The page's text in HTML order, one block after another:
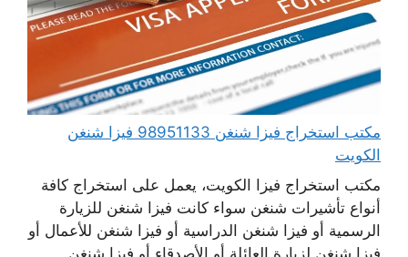
مكتب استخراج فيزا شنغن 98951133 فيزا شنغن
الكويت
مكتب استخراج فيزا الكويت، يعمل على استخراج كافة
أنواع تأشيرات شنغن سواء كانت فيزا شنغن للزيارة
الرسمية أو فيزا شنغن الدراسية أو فيزا شنغن للأعمال أو